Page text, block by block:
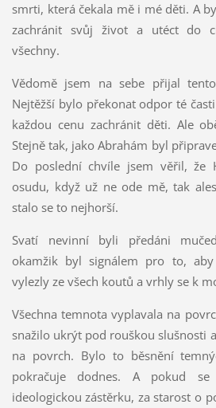
smrti, která čekala mě i mé děti. A
zachránit svůj život a utéct do
všechny.
Vědomě jsem na sebe přijal
Nejtěžší bylo překonat odpor té
každou cenu zachránit děti. Ale
Stejně tak, jako Abrahám byl
Do poslední chvíle jsem věřil, že
osudu, když už ne ode mě, tak
stalo se to nejhorší.
Svatí nevinní byli předáni
okamžik byl signálem pro to,
vylezly ze všech koutů a vrhly se k
Všechna temnota vyplavala na
snažilo ukrýt pod rouškou slušnosti
na povrch. Bylo to běsnění
pokračuje dodnes. A pokud
ideologickou zástěrku, za starost o